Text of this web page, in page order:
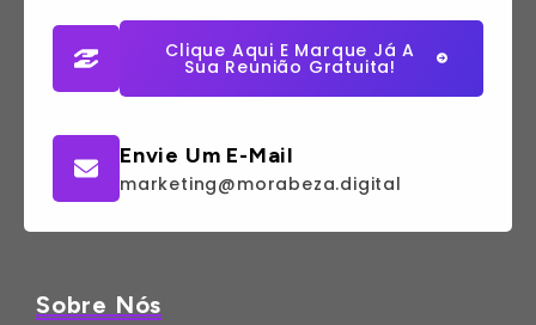
Clique Aqui E Marque Já A
Sua Reunião Gratuita!
Envie Um E-Mail
marketing@morabeza.digital
Sobre Nós